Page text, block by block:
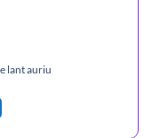
lant auriu